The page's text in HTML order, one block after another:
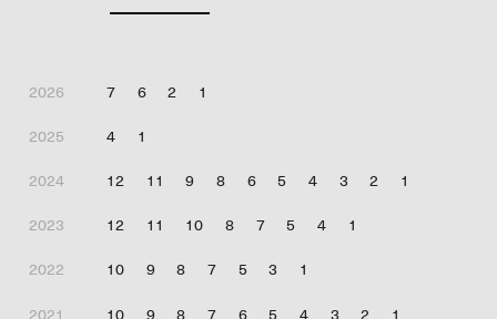
2026 7 6 2 1
2025 4 1
2024 12 11 9 8 6 5 4 3 2 1
2023 12 11 10 8 7 5 4 1
2022 10 9 8 7 5 3 1
2021 10 9 8 7 6 5 4 3 2 1